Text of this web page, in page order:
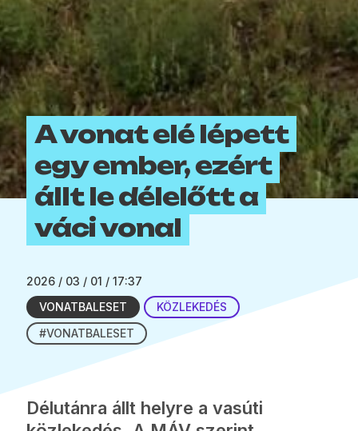
A vonat elé lépett
egy ember, ezért
állt le délelőtt a
váci vonal
2026 / 03 / 01 / 17:37
VONATBALESET
KÖZLEKEDÉS
#VONATBALESET
Délutánra állt helyre a vasúti